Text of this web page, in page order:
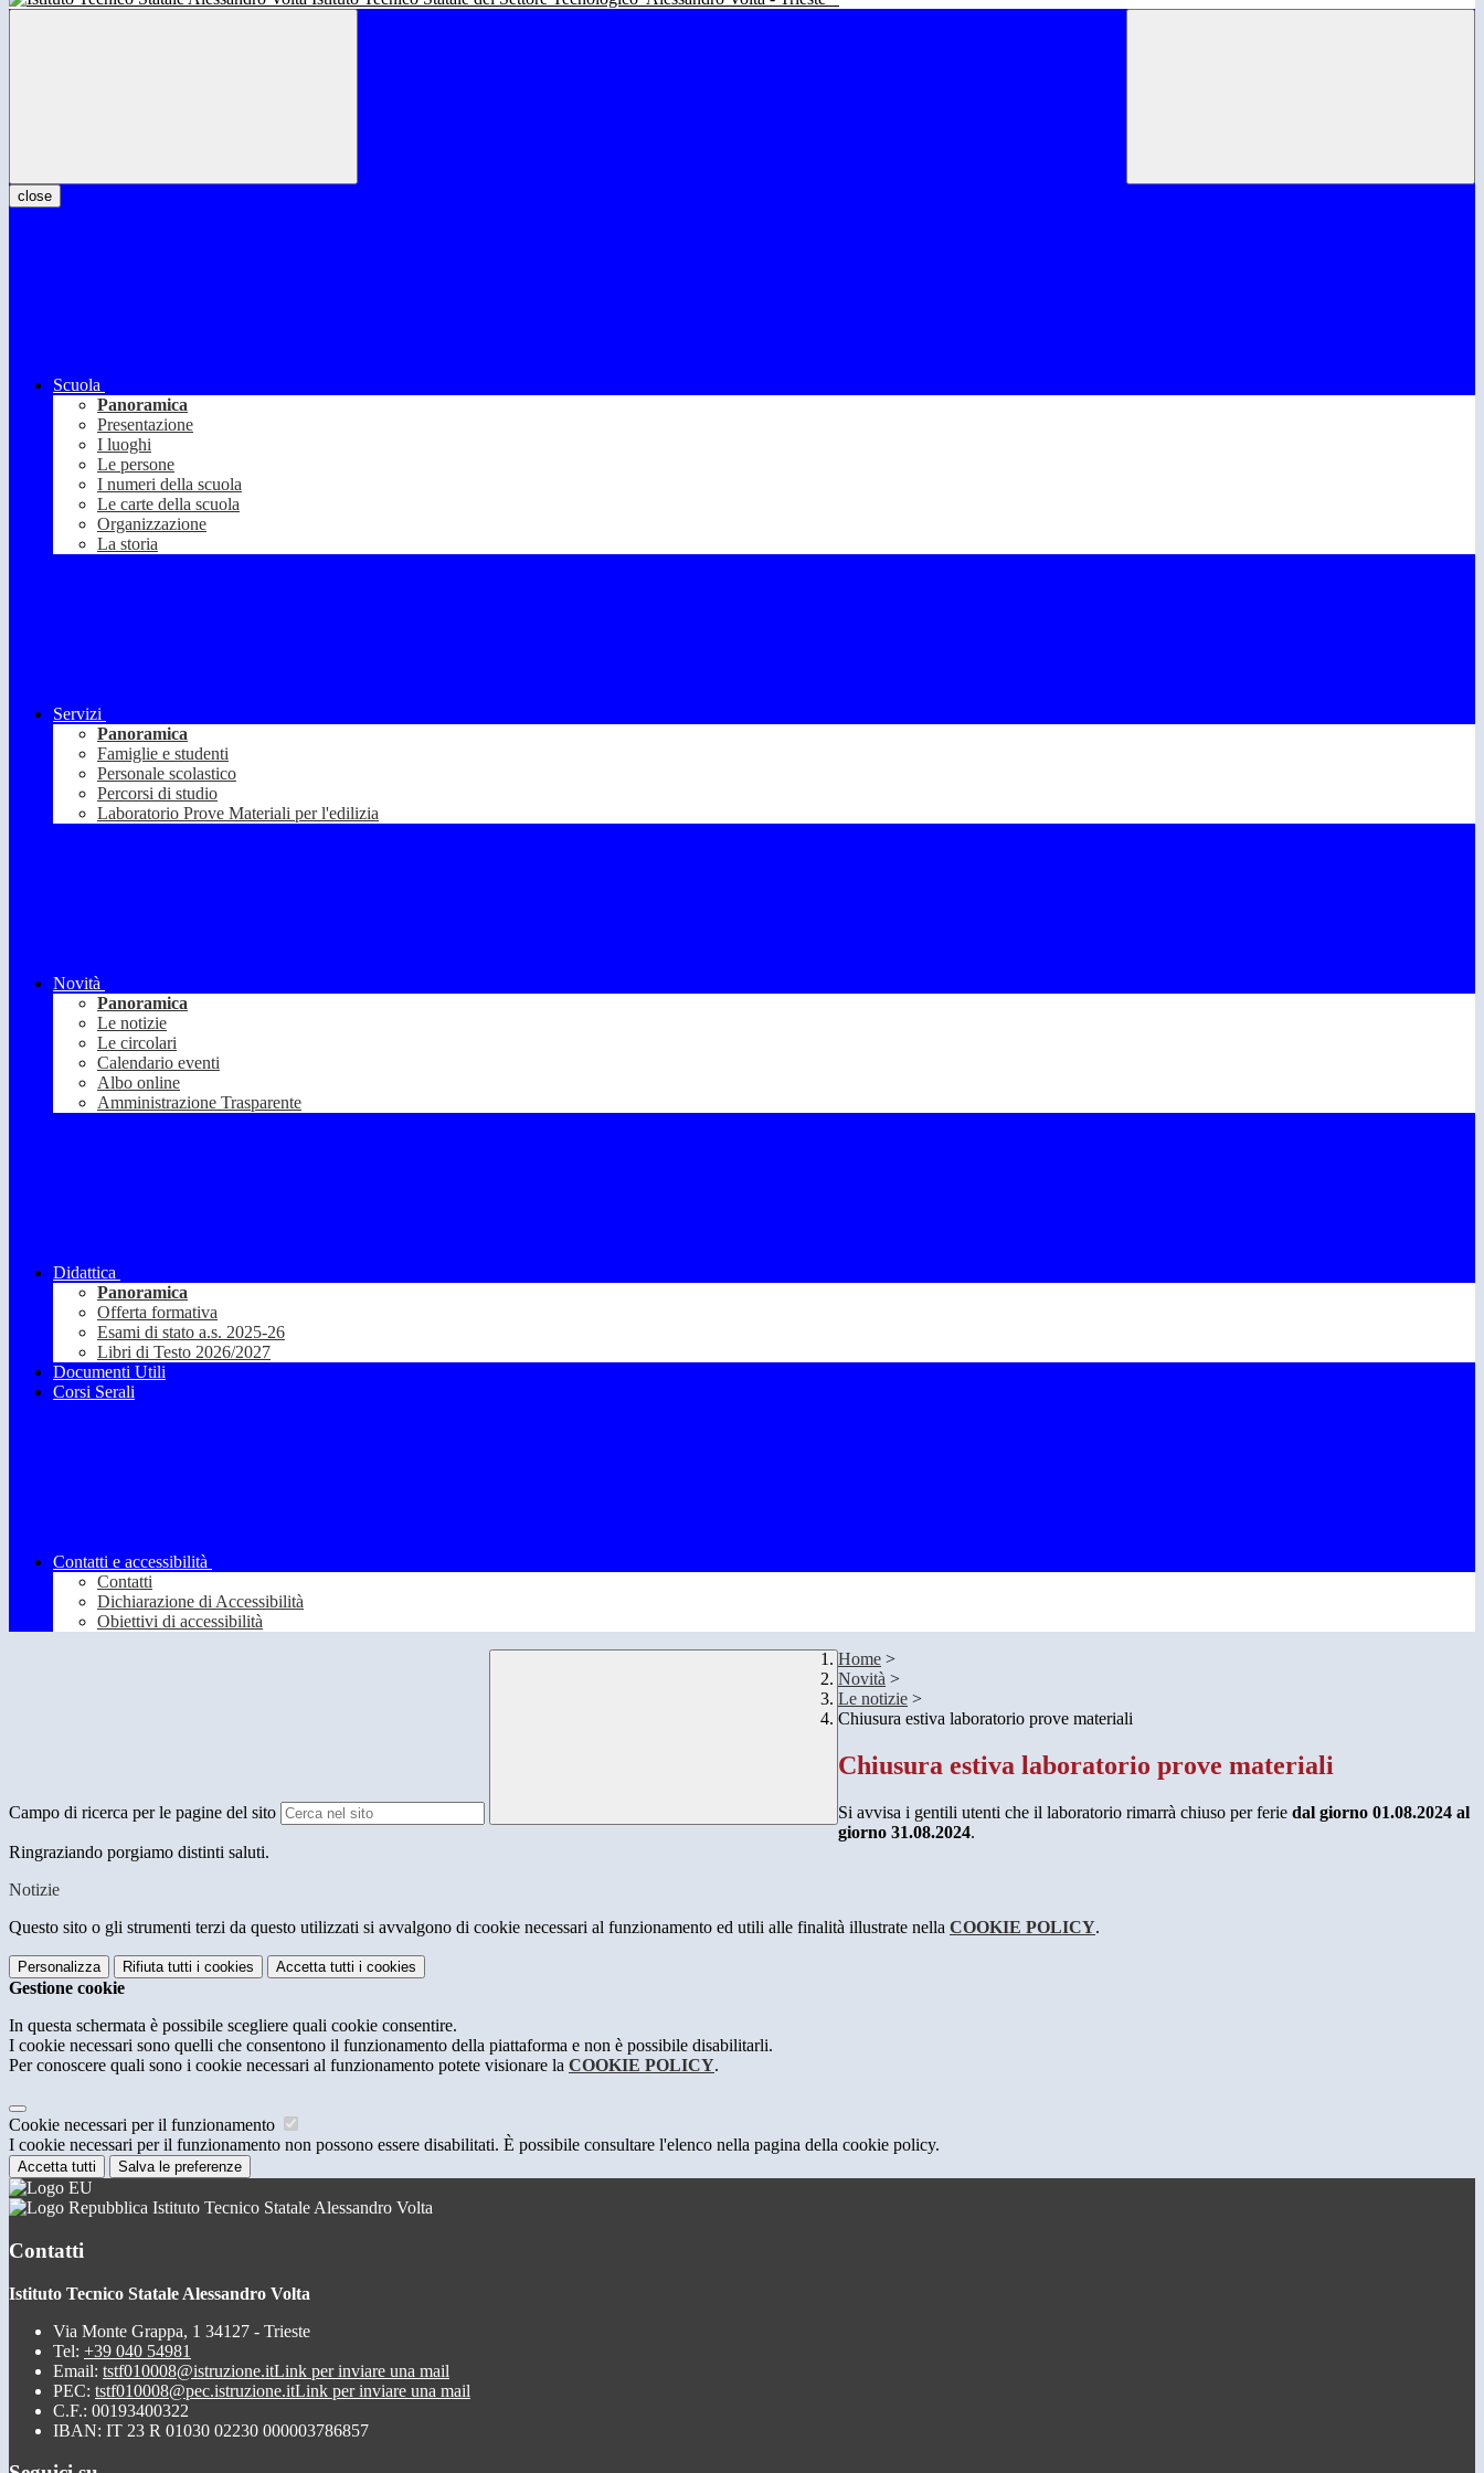
close
Scuola
Panoramica
Presentazione
I luoghi
Le persone
I numeri della scuola
Le carte della scuola
Organizzazione
La storia
Servizi
Panoramica
Famiglie e studenti
Personale scolastico
Percorsi di studio
Laboratorio Prove Materiali per l'edilizia
Novità
Panoramica
Le notizie
Le circolari
Calendario eventi
Albo online
Amministrazione Trasparente
Didattica
Panoramica
Offerta formativa
Esami di stato a.s. 2025-26
Libri di Testo 2026/2027
Documenti Utili
Corsi Serali
Contatti e accessibilità
Contatti
Dichiarazione di Accessibilità
Obiettivi di accessibilità
Campo di ricerca per le pagine del sito
Home >
Novità >
Le notizie >
Chiusura estiva laboratorio prove materiali
Chiusura estiva laboratorio prove materiali
Si avvisa i gentili utenti che il laboratorio rimarrà chiuso per ferie dal giorno 01.08.2024 al
giorno 31.08.2024.
Ringraziando porgiamo distinti saluti.
Notizie
Questo sito o gli strumenti terzi da questo utilizzati si avvalgono di cookie necessari al funzionamento ed utili alle finalità illustrate nella COOKIE POLICY.
Personalizza Rifiuta tutti i cookies Accetta tutti i cookies
Gestione cookie
In questa schermata è possibile scegliere quali cookie consentire.
I cookie necessari sono quelli che consentono il funzionamento della piattaforma e non è possibile disabilitarli.
Per conoscere quali sono i cookie necessari al funzionamento potete visionare la COOKIE POLICY.
Cookie necessari per il funzionamento
I cookie necessari per il funzionamento non possono essere disabilitati. È possibile consultare l'elenco nella pagina della cookie policy.
Accetta tutti Salva le preferenze
Istituto Tecnico Statale Alessandro Volta
Contatti
Istituto Tecnico Statale Alessandro Volta
Via Monte Grappa, 1 34127 - Trieste
Tel: +39 040 54981
Email: tstf010008@istruzione.itLink per inviare una mail
PEC: tstf010008@pec.istruzione.itLink per inviare una mail
C.F.: 00193400322
IBAN: IT 23 R 01030 02230 000003786857